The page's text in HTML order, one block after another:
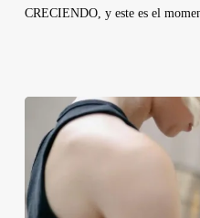
CRECIENDO, y este es el